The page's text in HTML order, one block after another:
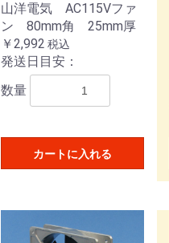
山洋電気 AC115Vファ
ン 80mm角 25mm厚
￥2,992 税込
発送日目安：
数量
カートに入れる